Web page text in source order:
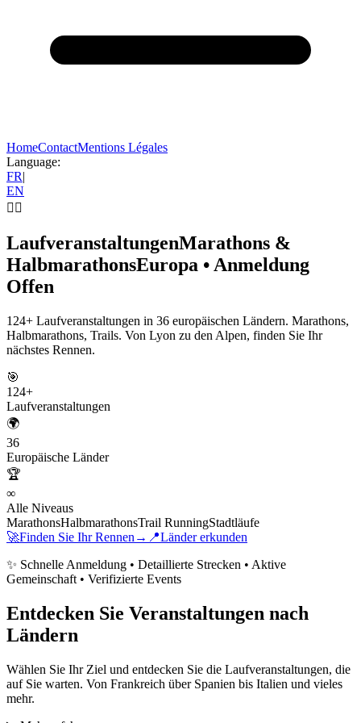
HomeContactMentions Légales
Language:
FR|
EN
🏃‍♂️
LaufveranstaltungenMarathons &
HalbmarathonsEuropa • Anmeldung
Offen
124+ Laufveranstaltungen in 36 europäischen Ländern. Marathons,
Halbmarathons, Trails. Von Lyon zu den Alpen, finden Sie Ihr
nächstes Rennen.
🎯
124+
Laufveranstaltungen
🌍
36
Europäische Länder
🏆
∞
Alle Niveaus
MarathonsHalbmarathonsTrail RunningStadtläufe
🚀Finden Sie Ihr Rennen → 📍Länder erkunden
✨ Schnelle Anmeldung • Detaillierte Strecken • Aktive
Gemeinschaft • Verifizierte Events
Entdecken Sie Veranstaltungen nach
Ländern
Wählen Sie Ihr Ziel und entdecken Sie die Laufveranstaltungen, die
auf Sie warten. Von Frankreich über Spanien bis Italien und vieles
mehr.